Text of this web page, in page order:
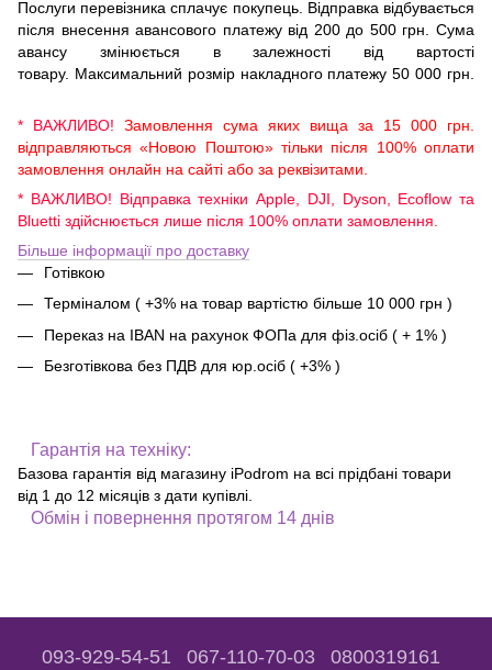
Послуги перевізника сплачує покупець. Відправка відбувається
після внесення авансового платежу від 200 до 500 грн. Сума
авансу змінюється в залежності від вартості
товару. Максимальний розмір накладного платежу 50 000 грн.
* ВАЖЛИВО! Замовлення сума яких вища за 15 000 грн.
відправляються «Новою Поштою» тільки після 100% оплати
замовлення онлайн на сайті або за реквізитами.
* ВАЖЛИВО! Відправка техніки Apple, DJI, Dyson, Ecoflow та
Bluetti здійснюється лише після 100% оплати замовлення.
Більше інформації про доставку
Готівкою
Терміналом ( +3% на товар вартістю більше 10 000 грн )
Переказ на IBAN на рахунок ФОПа для фіз.осіб ( + 1% )
Безготівкова без ПДВ для юр.осіб ( +3% )
Гарантія на техніку:
Базова гарантія від магазину iPodrom на всі прідбані товари
від 1 до 12 місяців з дати купівлі.
Обмін і повернення протягом 14 днів
093-929-54-51 067-110-70-03 0800319161